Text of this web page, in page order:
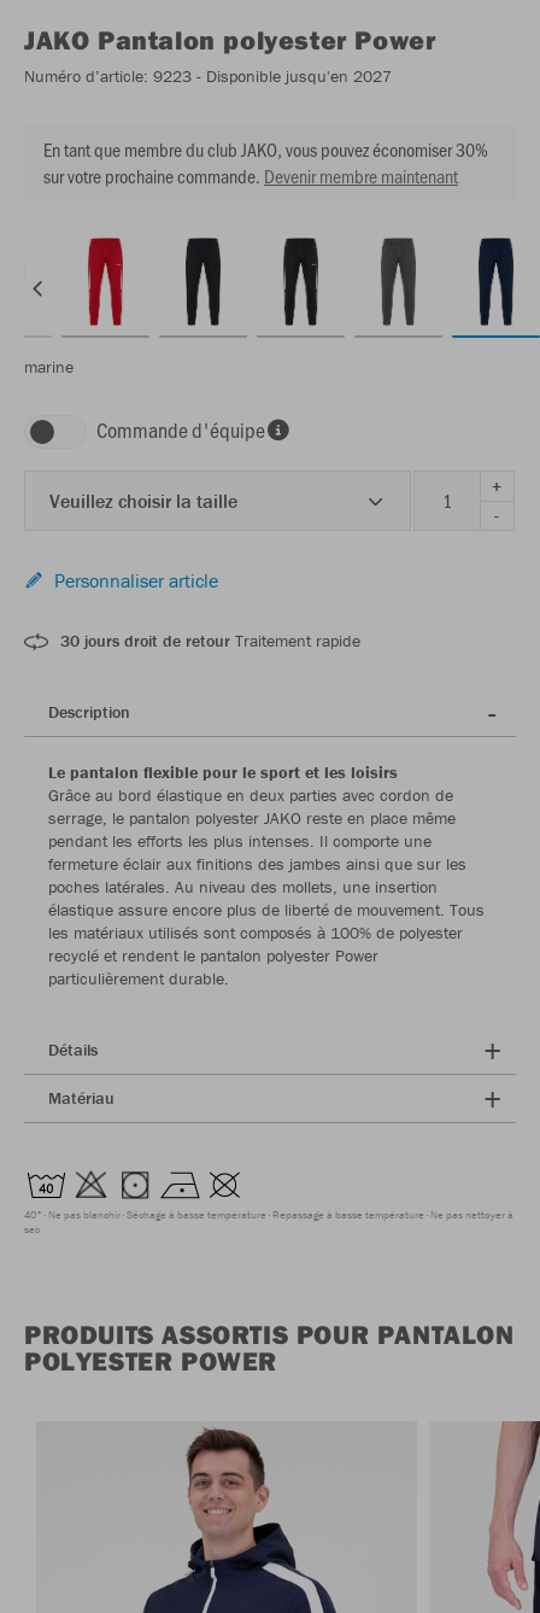
JAKO Pantalon polyester Power
Numéro d’article: 9223 - Disponible jusqu'en 2027
En tant que membre du club JAKO, vous pouvez économiser 30%
sur votre prochaine commande. Devenir membre maintenant
marine
Commande d'équipe
Veuillez choisir la taille
+
-
Personnaliser article
30 jours droit de retour Traitement rapide
Description
Le pantalon flexible pour le sport et les loisirs
Grâce au bord élastique en deux parties avec cordon de
serrage, le pantalon polyester JAKO reste en place même
pendant les efforts les plus intenses. Il comporte une
fermeture éclair aux finitions des jambes ainsi que sur les
poches latérales. Au niveau des mollets, une insertion
élastique assure encore plus de liberté de mouvement. Tous
les matériaux utilisés sont composés à 100% de polyester
recyclé et rendent le pantalon polyester Power
particulièrement durable.
Détails
Matériau
40° Ne pas blanchir Séchage à basse température Repassage à basse température Ne pas nettoyer à
sec
PRODUITS ASSORTIS POUR PANTALON
POLYESTER POWER